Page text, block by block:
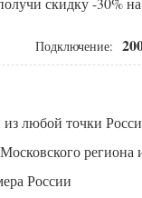
Подключение:
любой точки
России